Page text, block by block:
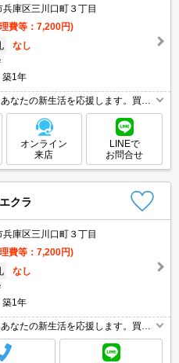
庫区三川口町３丁目
費等：7,200円)
なし
1年
なたの新生活を応援します。買い
きのあなたにオススメ。気分も一
致します!。
オンライン
来店
LINEで
お問合せ
クラ
庫区三川口町３丁目
費等：7,200円)
なし
1年
なたの新生活を応援します。買い
きのあなたにオススメ。気分も一
します!。